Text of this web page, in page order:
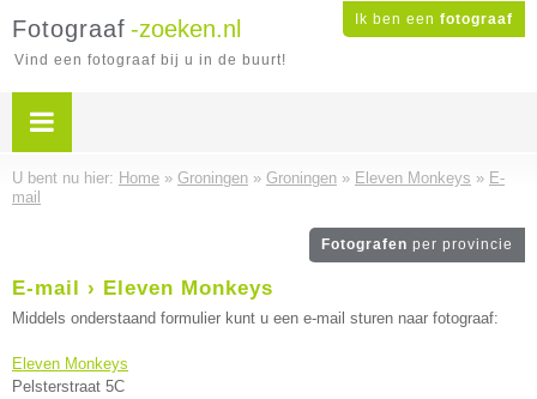
Ik ben een fotograaf
Fotograaf -zoeken.nl
Vind een fotograaf bij u in de buurt!
U bent nu hier: Home » Groningen » Groningen » Eleven Monkeys » E-
mail
Fotografen per provincie
E-mail › Eleven Monkeys
Middels onderstaand formulier kunt u een e-mail sturen naar fotograaf:
Eleven Monkeys
Pelsterstraat 5C